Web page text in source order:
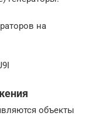
на
объекты